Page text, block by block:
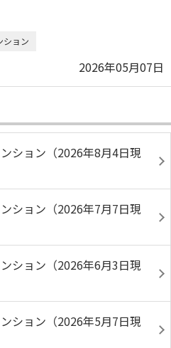
ション
2026年05月07日
ション（2026年8月4日現
ション（2026年7月7日現
ション（2026年6月3日現
ション（2026年5月7日現